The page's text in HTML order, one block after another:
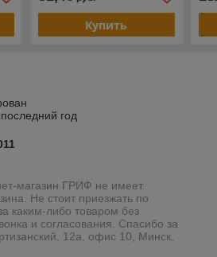
Купить
год
магазин ГРИФ не имеет
Не стоит приезжать по
каким-либо товаром без
и согласования. Спасибо за
12а, офис 10, Минск,